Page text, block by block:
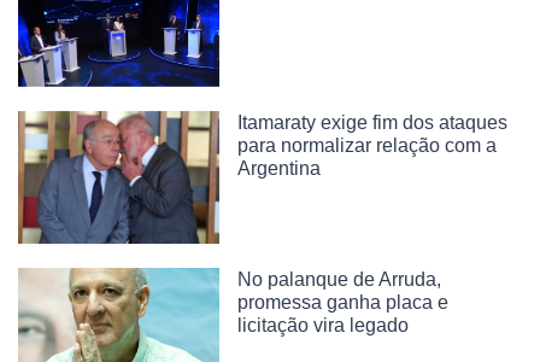
Itamaraty exige fim dos ataques
para normalizar relação com a
Argentina
No palanque de Arruda,
promessa ganha placa e
licitação vira legado